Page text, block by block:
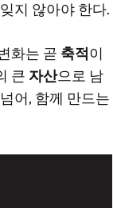
지 않아야 한다.
화는 곧 축적 이
큰 자산으로 남
어, 함께 만드는